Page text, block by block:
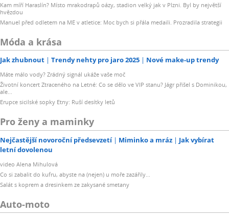
Kam míří Haraslín? Místo mrakodrapů oázy, stadion velký jak v Plzni. Byl by největší
hvězdou
Manuel před odletem na ME v atletice: Moc bych si přála medaili. Prozradila strategii
Móda a krása
Jak zhubnout Trendy nehty pro jaro 2025 Nové make-up trendy
Máte málo vody? Zrádný signál ukáže vaše moč
Životní koncert Ztraceného na Letné: Co se dělo ve VIP stanu? Jágr přišel s Dominikou,
ale...
Erupce sicilské sopky Etny: Ruší desítky letů
Pro ženy a maminky
Nejčastější novoroční předsevzetí Miminko a mráz
Jak vybírat
letní dovolenou
video Alena Mihulová
Co si zabalit do kufru, abyste na (nejen) u moře zazářily...
Salát s koprem a dresinkem ze zakysané smetany
Auto-moto